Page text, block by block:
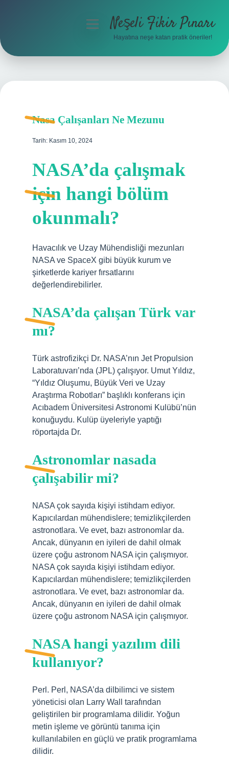
Hakkımızda
menüyüNeşeli Fikir Pınarı
Hayatına neşe katan pratik öneriler!
Nasa Çalışanları Ne Mezunu
Tarih: Kasım 10, 2024
NASA’da çalışmak
için hangi bölüm
okunmalı?
Havacılık ve Uzay Mühendisliği mezunları
NASA ve SpaceX gibi büyük kurum ve
şirketlerde kariyer fırsatlarını
değerlendirebilirler.
NASA’da çalışan Türk var
mı?
Türk astrofizikçi Dr. NASA’nın Jet Propulsion
Laboratuvarı’nda (JPL) çalışıyor. Umut Yıldız,
“Yıldız Oluşumu, Büyük Veri ve Uzay
Araştırma Robotları” başlıklı konferans için
Acıbadem Üniversitesi Astronomi Kulübü’nün
konuğuydu. Kulüp üyeleriyle yaptığı
röportajda Dr.
Astronomlar nasada
çalışabilir mi?
NASA çok sayıda kişiyi istihdam ediyor.
Kapıcılardan mühendislere; temizlikçilerden
astronotlara. Ve evet, bazı astronomlar da.
Ancak, dünyanın en iyileri de dahil olmak
üzere çoğu astronom NASA için çalışmıyor.
NASA çok sayıda kişiyi istihdam ediyor.
Kapıcılardan mühendislere; temizlikçilerden
astronotlara. Ve evet, bazı astronomlar da.
Ancak, dünyanın en iyileri de dahil olmak
üzere çoğu astronom NASA için çalışmıyor.
NASA hangi yazılım dili
kullanıyor?
Perl. Perl, NASA’da dilbilimci ve sistem
yöneticisi olan Larry Wall tarafından
geliştirilen bir programlama dilidir. Yoğun
metin işleme ve görüntü tanıma için
kullanılabilen en güçlü ve pratik programlama
dilidir.